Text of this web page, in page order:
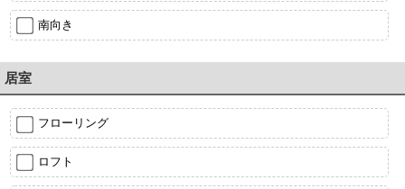
南向き
居室
フローリング
ロフト